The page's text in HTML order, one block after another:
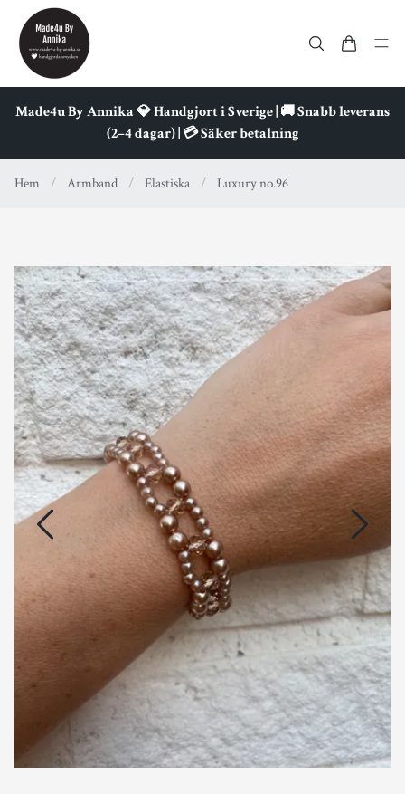
Made4u By Annika 💎 Handgjort i Sverige | 🚚 Snabb leverans
(2–4 dagar) | 💳 Säker betalning
Hem / Armband / Elastiska / Luxury no.96